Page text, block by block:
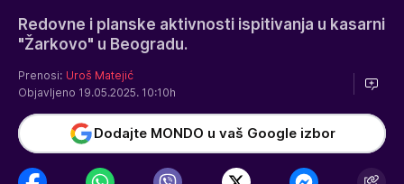
Redovne i planske aktivnosti ispitivanja u kasarni
"Žarkovo" u Beogradu.
Prenosi: Uroš Matejić
Objavljeno 19.05.2025. 10:10h
Dodajte MONDO u vaš Google izbor